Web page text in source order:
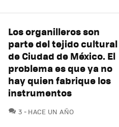
Los organilleros son
parte del tejido cultural
de Ciudad de México. El
problema es que ya no
hay quien fabrique los
instrumentos
3 COMENTARIOS
HACE UN AÑO